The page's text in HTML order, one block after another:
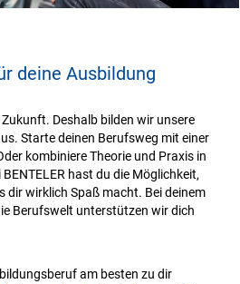
deine Ausbildung
Deshalb bilden wir unsere
Starte deinen Berufsweg mit einer
kombiniere Theorie und Praxis in
hast du die Möglichkeit,
dir wirklich Spaß macht. Bei deinem
Berufswelt unterstützen wir dich
am besten zu dir